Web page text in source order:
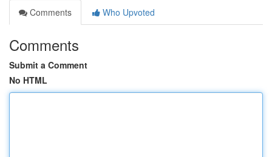
Comments
Who Upvoted
Comments
Submit a Comment
No HTML